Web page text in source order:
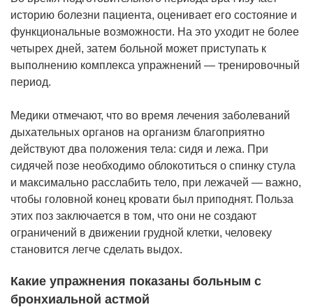
историю болезни пациента, оценивает его состояние и
функциональные возможности. На это уходит не более
четырех дней, затем больной может приступать к
выполнению комплекса упражнений — тренировочный
период.
Медики отмечают, что во время лечения заболеваний
дыхательных органов на организм благоприятно
действуют два положения тела: сидя и лежа. При
сидячей позе необходимо облокотиться о спинку стула
и максимально расслабить тело, при лежачей — важно,
чтобы головной конец кровати был приподнят. Польза
этих поз заключается в том, что они не создают
ограничений в движении грудной клетки, человеку
становится легче сделать выдох.
Какие упражнения показаны больным с
бронхиальной астмой